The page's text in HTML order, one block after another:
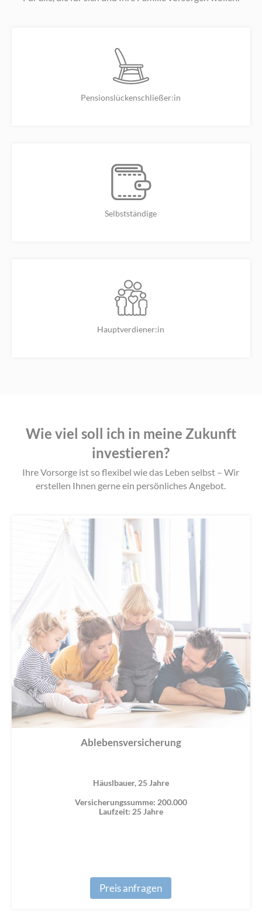
Pensionslückenschließer:in
Selbstständige
Hauptverdiener:in
Wie viel soll ich in meine Zukunft
investieren?
Ihre Vorsorge ist so flexibel wie das Leben selbst –Wir
erstellen Ihnen gerne ein persönliches Angebot.
Ablebensversicherung
Häuslbauer, 25 Jahre
Versicherungssumme: 200.000
Laufzeit: 25 Jahre
Preis anfragen